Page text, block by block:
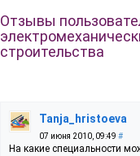
Отзывы
строительства
Tanja_hristoeva
07 июня 2010, 09:49 #
На какие специальности